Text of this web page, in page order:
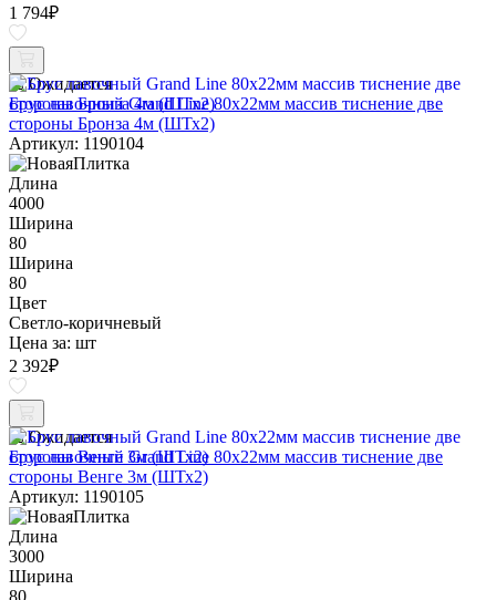
1 794₽
Ожидается
Брус лавочный Grand Line 80х22мм массив тиснение две
стороны Бронза 4м (ШТх2)
Артикул: 1190104
Длина
4000
Ширина
80
Ширина
80
Цвет
Светло-коричневый
Цена за: шт
2 392₽
Ожидается
Брус лавочный Grand Line 80х22мм массив тиснение две
стороны Венге 3м (ШТх2)
Артикул: 1190105
Длина
3000
Ширина
80